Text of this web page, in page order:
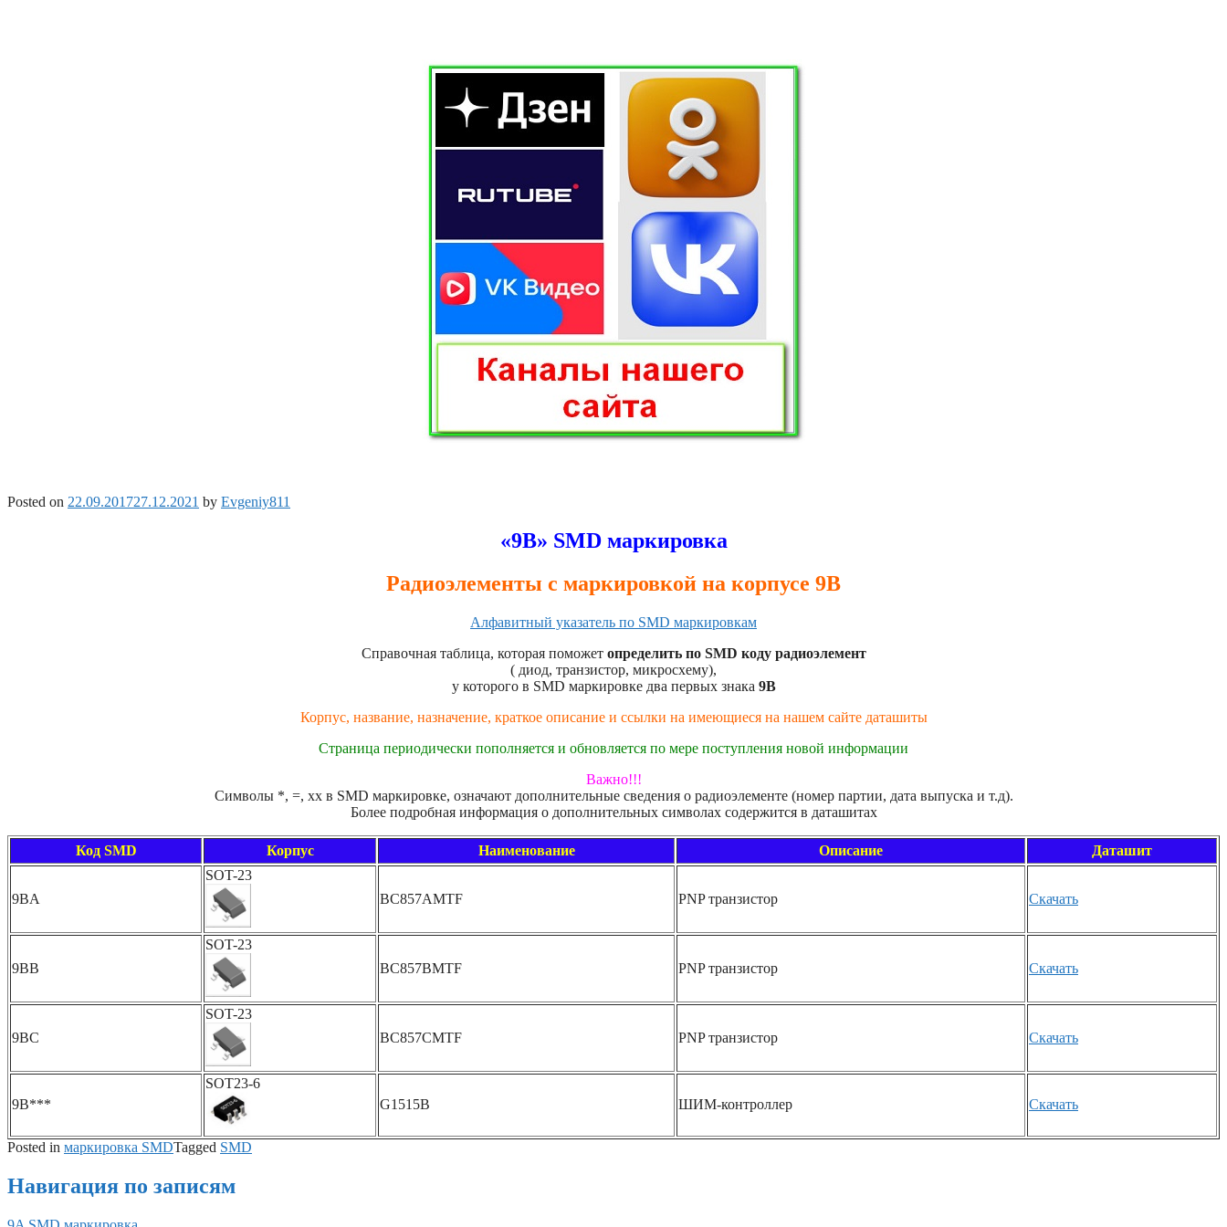
Posted on 22.09.201727.12.2021 by Evgeniy811
«9B» SMD маркировка
Радиоэлементы с маркировкой на корпусе 9B
Алфавитный указатель по SMD маркировкам
Справочная таблица, которая поможет определить по SMD коду радиоэлемент
( диод, транзистор, микросхему),
у которого в SMD маркировке два первых знака 9B
Корпус, название, назначение, краткое описание и ссылки на имеющиеся на нашем сайте даташиты
Страница периодически пополняется и обновляется по мере поступления новой информации
Важно!!!
Символы *, =, xx в SMD маркировке, означают дополнительные сведения о радиоэлементе (номер партии, дата выпуска и т.д).
Более подробная информация о дополнительных символах содержится в даташитах
Код SMD Корпус Наименование Описание Даташит
9BA
SOT-23
BC857AMTF
PNP транзистор Скачать
9BB
SOT-23
BC857BMTF
PNP транзистор Скачать
9BC
SOT-23
BC857CMTF
PNP транзистор Скачать
9B***
SOT23-6
G1515B
ШИМ-контроллер Скачать
Posted in маркировка SMDTagged SMD
Навигация по записям